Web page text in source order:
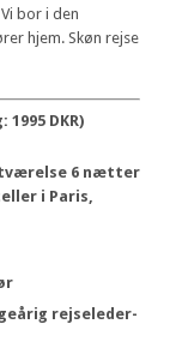
bor i den
hjem. Skøn rejse
DKR)
6 nætter
i Paris,
rejseleder-